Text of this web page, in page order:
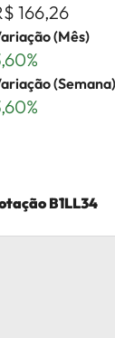
166,26
(Mês)
(Semana)
B1LL34